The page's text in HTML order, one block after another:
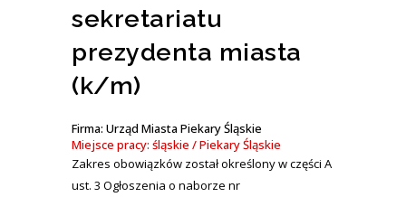
sekretariatu
prezydenta miasta
(k/m)
Firma: Urząd Miasta Piekary Śląskie
Miejsce pracy: śląskie / Piekary Śląskie
Zakres obowiązków został określony w części A
ust. 3 Ogłoszenia o naborze nr